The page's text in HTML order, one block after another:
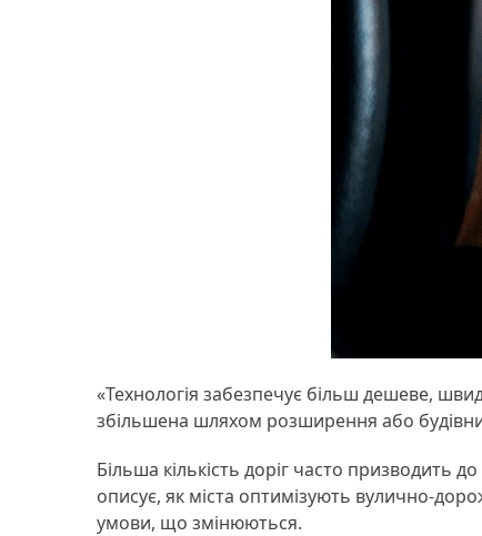
«Технологія забезпечує більш дешеве,
збільшена шляхом розширення або
Більша кількість доріг часто призводить
описує, як міста оптимізують вулично-
умови, що змінюються.